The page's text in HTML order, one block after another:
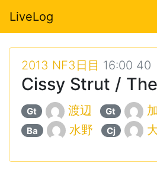
LiveLog
2013 NF3日目 16:00 40
Cissy Strut /
Gt 渡辺 Gt
Ba 水野 Cj